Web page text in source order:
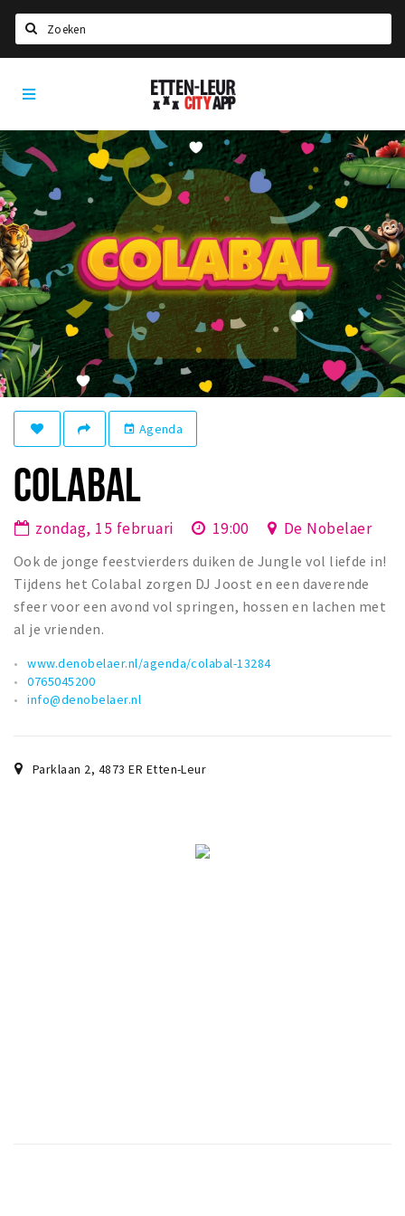
Home
Agenda
Deals
Party pics
Nieuws, interviews & blogs
Eten
Drinken
Slapen
Recreatief
Winkels
Winkelgebieden
Bezienswaardigheden
Musea, theaters & podia
Uitjes & activiteiten
Toeristische routes
Natuurgebieden
Sport
Etten-
Leur
App
event Agenda
COLABAL
zondag, 15 februari 19:00 De Nobelaer
Ook de jonge feestvierders duiken de Jungle vol liefde in!
Tijdens het Colabal zorgen DJ Joost en een daverende
sfeer voor een avond vol springen, hossen en lachen met
al je vrienden.
www.denobelaer.nl/agenda/colabal-13284
0765045200
info@denobelaer.nl
Parklaan 2, 4873 ER Etten-Leur